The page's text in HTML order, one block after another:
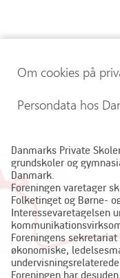
Om cookies på
Persondata hos
Danmarks Private
grundskoler og
Danmark.
Foreningen varetager
Folketinget og Børne-
Interessevaretagelsen
Foreningens
økonomiske,
Foreningen har